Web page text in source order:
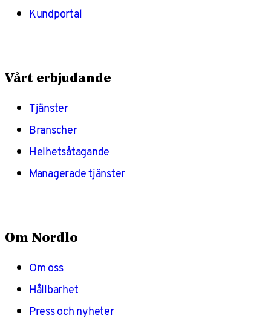
Kundportal
Vårt erbjudande
Tjänster
Branscher
Helhetsåtagande
Managerade tjänster
Om Nordlo
Om oss
Hållbarhet
Press och nyheter